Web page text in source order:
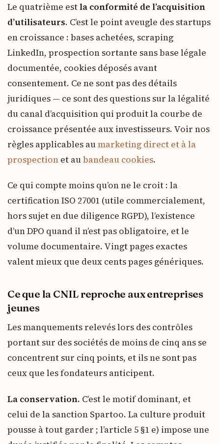
Le quatrième estla conformité de l’acquisition
d’utilisateurs. C’est le point aveugle des startups
en croissance : bases achetées, scraping
LinkedIn, prospection sortante sans base légale
documentée, cookies déposés avant
consentement. Ce ne sont pas des détails
juridiques — ce sont des questions sur la légalité
du canal d’acquisition qui produit la courbe de
croissance présentée aux investisseurs. Voir nos
règles applicables aumarketing direct et à la
prospection et aubandeau cookies.
Ce qui compte moins qu’on ne le croit : la
certification ISO 27001 (utile commercialement,
hors sujet en due diligence RGPD), l’existence
d’un DPO quand il n’est pas obligatoire, et le
volume documentaire. Vingt pages exactes
valent mieux que deux cents pages génériques.
Ce que la CNIL reproche aux entreprises
jeunes
Les manquements relevés lors des contrôles
portant sur des sociétés de moins de cinq ans se
concentrent sur cinq points, et ils ne sont pas
ceux que les fondateurs anticipent.
La conservation. C’est le motif dominant, et
celui de la sanction Spartoo. La culture produit
pousse à tout garder ; l’article 5 §1 e) impose une